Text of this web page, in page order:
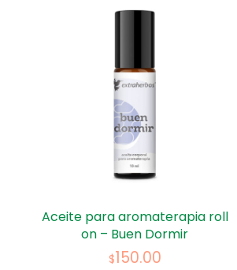
Aceite para aromaterapia roll
on – Buen Dormir
$150.00